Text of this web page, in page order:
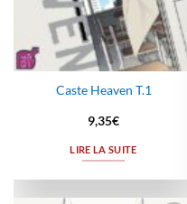
Caste Heaven T.1
9,35€
LIRE LA SUITE